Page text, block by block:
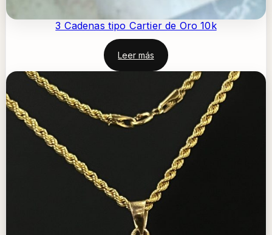
3 Cadenas tipo Cartier de Oro 10k
Leer más